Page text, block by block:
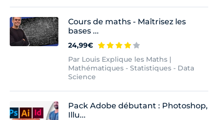
Cours de maths - Maîtrisez les
bases ...
24,99€
Par Louis Explique les Maths |
Mathématiques - Statistiques - Data
Science
Pack Adobe débutant : Photoshop,
Illu...